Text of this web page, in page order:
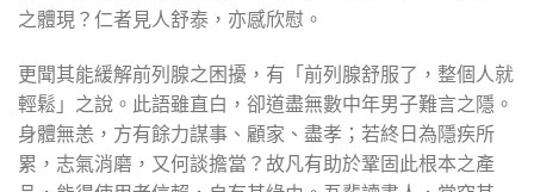
之體現？仁者見人舒泰，亦感欣慰。
更聞其能緩解前列腺之困擾，有「前列腺舒服了，整個人就
輕鬆」之說。此語雖直白，卻道盡無數中年男子難言之隱。
身體無恙，方有餘力謀事、顧家、盡孝；若終日為隱疾所
累，志氣消磨，又何談擔當？故凡有助於鞏固此根本之產